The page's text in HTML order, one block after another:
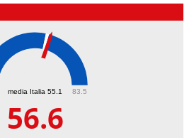
media Italia 55.1 83.5
56.6